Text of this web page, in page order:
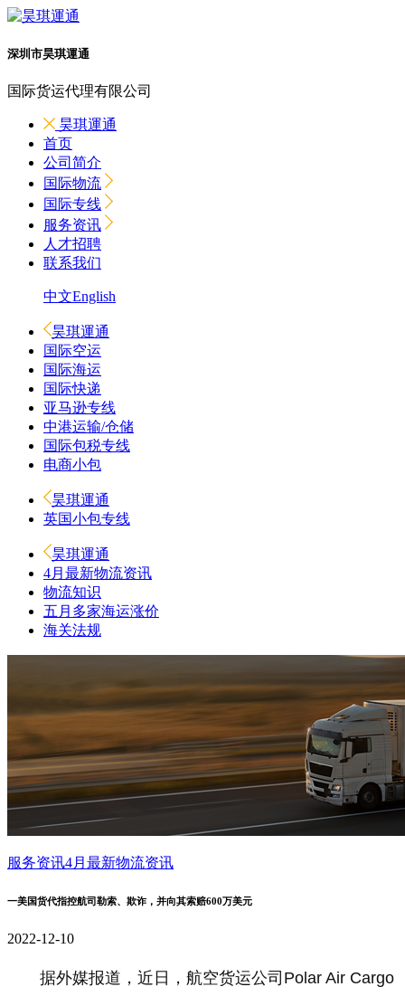
深圳市昊琪運通
国际货运代理有限公司
昊琪運通
首页
公司简介
国际物流
国际专线
服务资讯
人才招聘
联系我们
中文English
昊琪運通
国际空运
国际海运
国际快递
亚马逊专线
中港运输/仓储
国际包税专线
电商小包
昊琪運通
英国小包专线
昊琪運通
4月最新物流资讯
物流知识
五月多家海运涨价
海关法规
服务资讯4月最新物流资讯
一美国货代指控航司勒索、欺诈，并向其索赔600万美元
2022-12-10
据外媒报道，近日，航空货运公司Polar Air Cargo